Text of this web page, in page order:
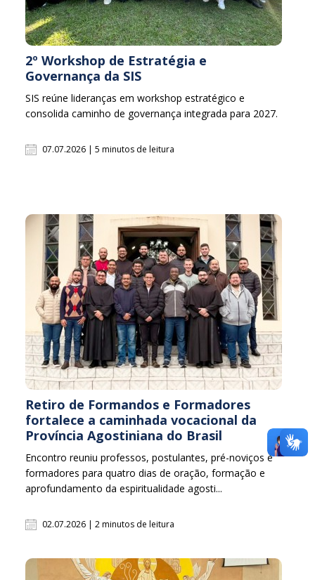
2º Workshop de Estratégia e
Governança da SIS
SIS reúne lideranças em workshop estratégico e
consolida caminho de governança integrada para 2027.
07.07.2026 | 5 minutos de leitura
Retiro de Formandos e Formadores
fortalece a caminhada vocacional da
Província Agostiniana do Brasil
Encontro reuniu professos, postulantes, pré-noviços e
formadores para quatro dias de oração, formação e
aprofundamento da espiritualidade agosti...
02.07.2026 | 2 minutos de leitura